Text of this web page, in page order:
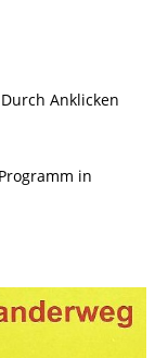
Anklicken
in